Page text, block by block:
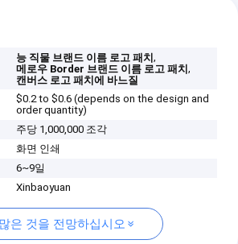
능 직물 브랜드 이름 로고 패치,
메로우 Border 브랜드 이름 로고 패치,
캔버스 로고 패치에 바느질
$0.2 to $0.6 (depends on the design and
order quantity)
주당 1,000,000 조각
화면 인쇄
6~9일
Xinbaoyuan
은 것을 전망하십시오